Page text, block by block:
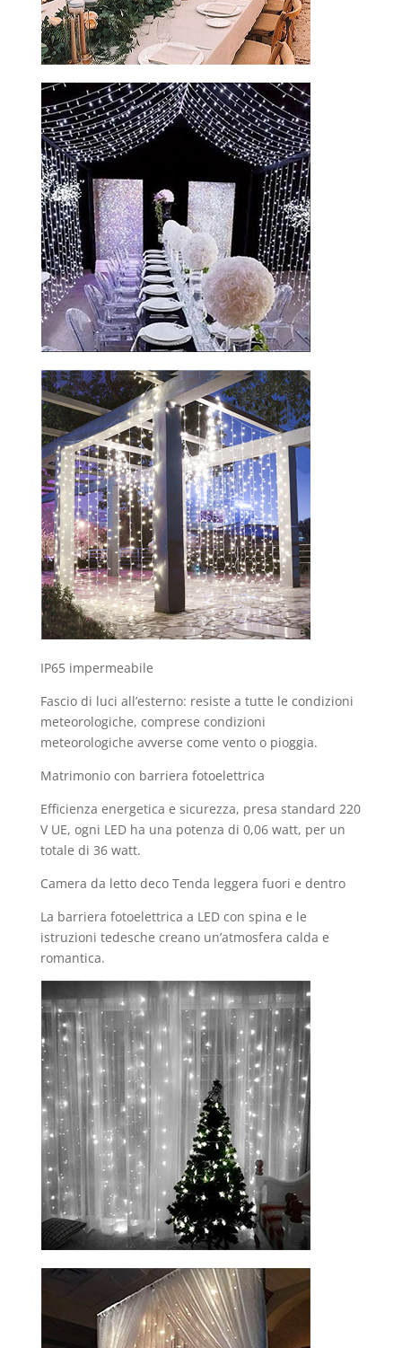
IP65 impermeabile
Fascio di luci all’esterno: resiste a tutte le condizioni
meteorologiche, comprese condizioni
meteorologiche avverse come vento o pioggia.
Matrimonio con barriera fotoelettrica
Efficienza energetica e sicurezza, presa standard 220
V UE, ogni LED ha una potenza di 0,06 watt, per un
totale di 36 watt.
Camera da letto deco Tenda leggera fuori e dentro
La barriera fotoelettrica a LED con spina e le
istruzioni tedesche creano un’atmosfera calda e
romantica.